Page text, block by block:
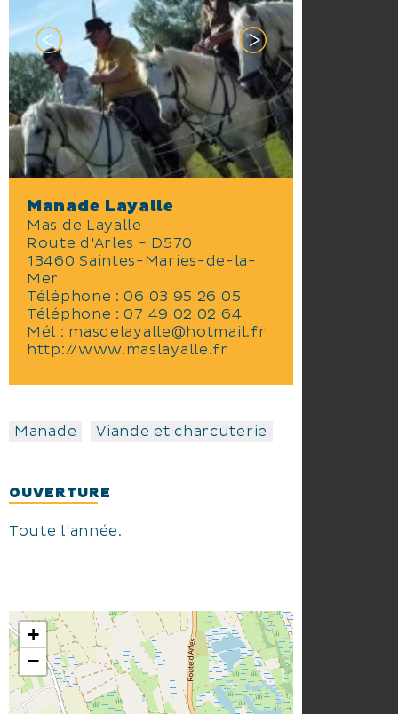
Manade Layalle
Mas de Layalle
Route d'Arles - D570
13460 Saintes-Maries-de-la-
Mer
Téléphone :06 03 95 26 05
Téléphone :07 49 02 02 64
Mél : masdelayalle@hotmail.fr
http://www.maslayalle.fr
Manade Viande et charcuterie
OUVERTURE
Toute l'année.
+
−